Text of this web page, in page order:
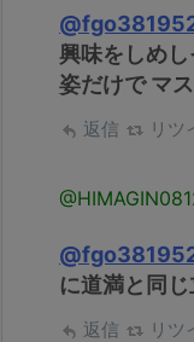
興味をしめし
姿だけで マ
返信 リツ
に道満と同
返信 リツ